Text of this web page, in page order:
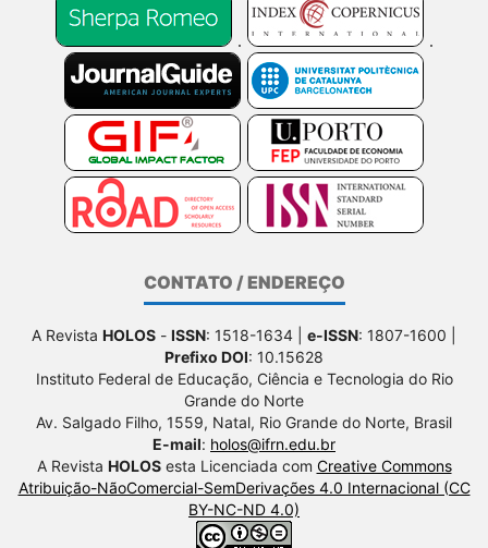
CONTATO / ENDEREÇO
A Revista HOLOS - ISSN: 1518-1634 | e-ISSN: 1807-1600 |
Prefixo DOI: 10.15628
Instituto Federal de Educação, Ciência e Tecnologia do Rio
Grande do Norte
Av. Salgado Filho, 1559, Natal, Rio Grande do Norte, Brasil
E-mail: holos@ifrn.edu.br
A Revista HOLOSesta Licenciada com Creative Commons
Atribuição-NãoComercial-SemDerivações 4.0 Internacional (CC
BY-NC-ND 4.0)